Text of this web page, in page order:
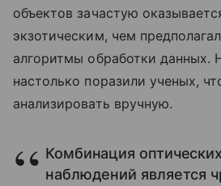
объектов зачастую
экзотическим, чем
алгоритмы обработки данных.
настолько поразили ученых,
анализировать вручную.
Комбинация
наблюдений является